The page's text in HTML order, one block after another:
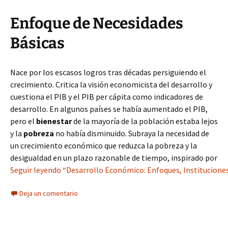
Enfoque de Necesidades
Básicas
Nace por los escasos logros tras décadas persiguiendo el
crecimiento. Critica la visión economicista del desarrollo y
cuestiona el PIB y el PIB per cápita como indicadores de
desarrollo. En algunos países se había aumentado el PIB,
pero el bienestarde la mayoría de la población estaba lejos
y la pobreza no había disminuido. Subraya la necesidad de
un crecimiento económico que reduzca la pobreza y la
desigualdad en un plazo razonable de tiempo, inspirado por
Seguir leyendo “Desarrollo Económico: Enfoques,
Deja un comentario